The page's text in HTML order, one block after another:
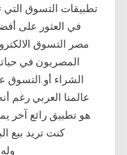
تطبيقات التسوق
في العثور على
مصر التسوق
المصريون في
الشراء أو التسوق
عالمنا العربي رغم
كنت تريد بيع